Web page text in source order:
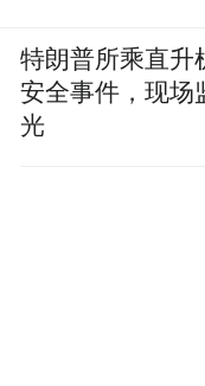
特朗普所乘直升
安全事件，现场
光